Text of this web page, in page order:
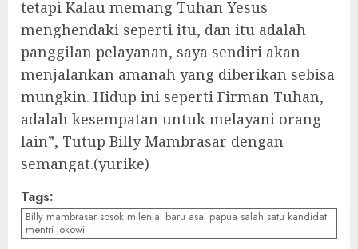
tetapi Kalau memang Tuhan Yesus
menghendaki seperti itu, dan itu adalah
panggilan pelayanan, saya sendiri akan
menjalankan amanah yang diberikan sebisa
mungkin. Hidup ini seperti Firman Tuhan,
adalah kesempatan untuk melayani orang
lain”, Tutup Billy Mambrasar dengan
semangat.(yurike)
Tags:
Billy mambrasar sosok milenial baru asal papua salah satu kandidat
mentri jokowi